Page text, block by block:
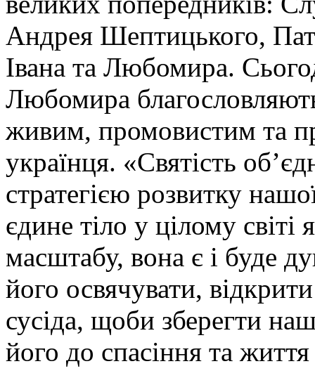
Андрея Шептицького,
Івана та Любомира.
Любомира
живим, промовистим та
українця. «Святість
стратегією розвитку
єдине тіло у цілому світі
масштабу, вона є і буде
його освячувати,
сусіда, щоби зберегти
його до спасіння та життя